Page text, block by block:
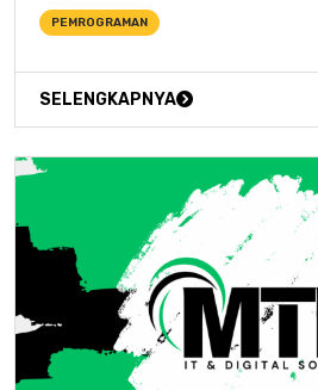
PEMROGRAMAN
SELENGKAPNYA